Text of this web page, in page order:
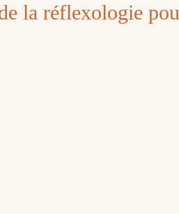
la réflexologie